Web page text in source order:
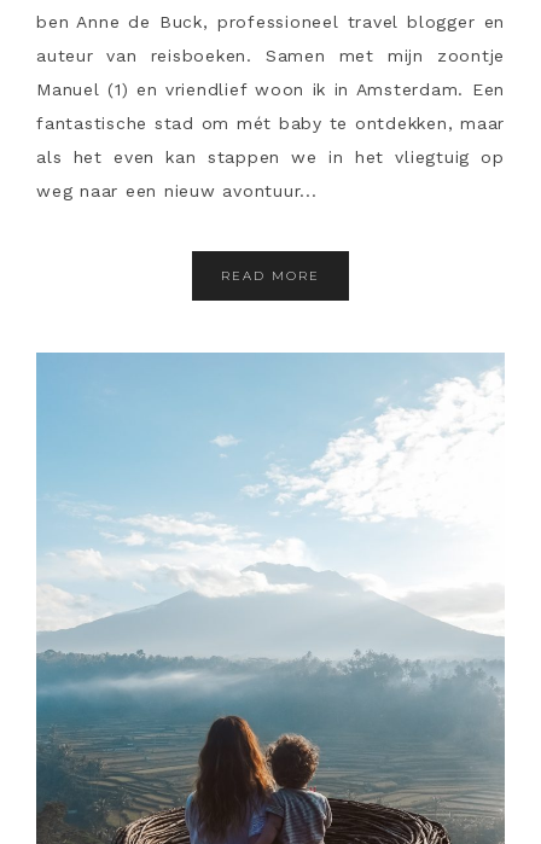
ben Anne de Buck, professioneel travel blogger en
auteur van reisboeken. Samen met mijn zoontje
Manuel (1) en vriendlief woon ik in Amsterdam. Een
fantastische stad om mét baby te ontdekken, maar
als het even kan stappen we in het vliegtuig op
weg naar een nieuw avontuur...
READ MORE